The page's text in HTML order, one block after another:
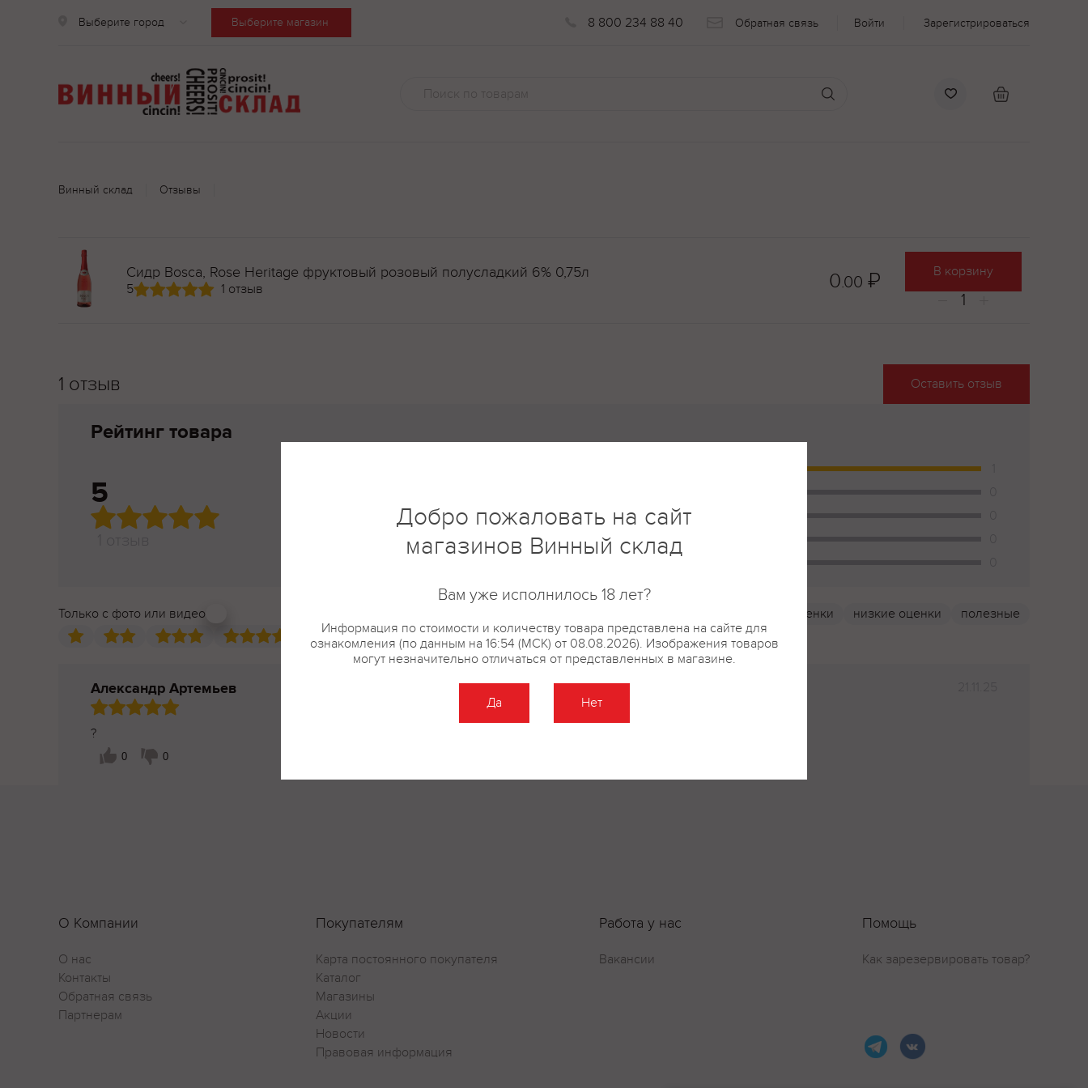
Выберите город Выберите магазин 8 800 234 88 40 Обратная связь Войти Зарегистрироваться
Винный склад Отзывы
Сидр Bosсa, Rose Heritage фруктовый розовый полусладкий 6% 0,75л
5 1 отзыв 0.00 ₽ В корзину
1 отзыв Оставить отзыв
Рейтинг товара
5
3
2
Только с фото или видео высокие оценки низкие оценки полезные
Александр Артемьев
?
0 0
О Компании
О нас
Контакты
Обратная связь
Партнерам
Покупателям
Карта постоянного покупателя
Каталог
Магазины
Акции
Новости
Правовая информация
Работа у нас
Вакансии
Помощь
Как зарезервировать товар?
Добро пожаловать на сайт
магазинов Винный склад
Вам уже исполнилось 18 лет?
Информация по стоимости и количеству товара представлена на сайте для
ознакомления (по данным на 16:54 (МСК) от 08.08.2026). Изображения товаров
могут незначительно отличаться от представленных в магазине.
Да Нет